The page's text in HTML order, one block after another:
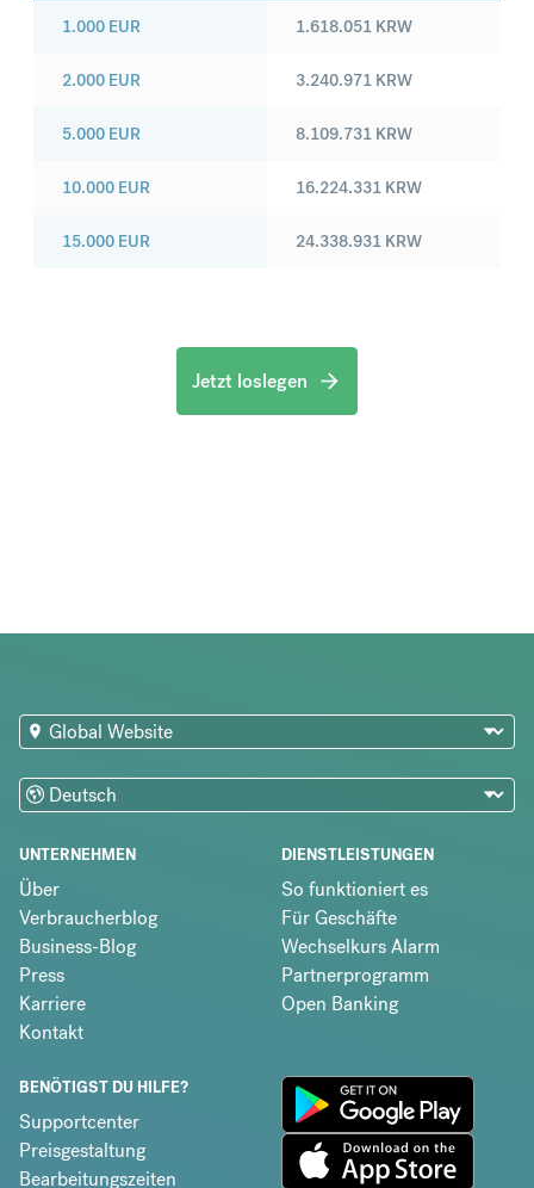
1.000 EUR
2.000 EUR
5.000 EUR
10.000 EUR
15.000 EUR
1.618.051 KRW
3.240.971 KRW
8.109.731 KRW
16.224.331 KRW
24.338.931 KRW
Jetzt loslegen
UNTERNEHMEN
Über
Verbraucherblog
Business-Blog
Press
Karriere
Kontakt
DIENSTLEISTUNGEN
So funktioniert es
Für Geschäfte
Wechselkurs Alarm
Partnerprogramm
Open Banking
BENÖTIGST DU HILFE?
Supportcenter
Preisgestaltung
Bearbeitungszeiten